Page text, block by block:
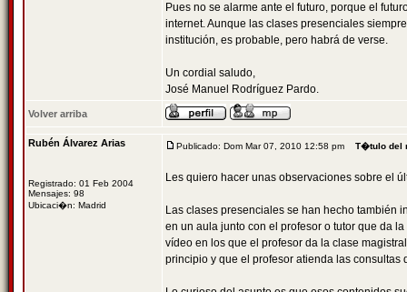
Pues no se alarme ante el futuro, porque el
internet. Aunque las clases presenciales
institución, es probable, pero habrá de verse.
Un cordial saludo,
José Manuel Rodríguez Pardo.
Volver arriba
Rubén Álvarez Arias
Registrado: 01 Feb 2004
Mensajes: 98
Ubicaci�n: Madrid
Publicado: Dom Mar 07, 2010 12:58 pm T�tulo del
Les quiero hacer unas observaciones sobre el
Las clases presenciales se han hecho también
en un aula junto con el profesor o tutor que da
vídeo en los que el profesor da la clase
principio y que el profesor atienda las consultas